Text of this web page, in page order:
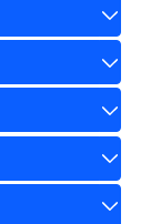
Toggle
Toggle
Toggle
Toggle